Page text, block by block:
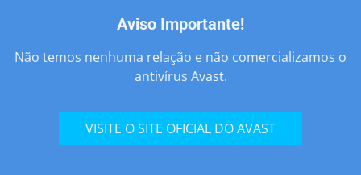
Aviso Importante!
Não temos nenhuma relação e não comercializamos o
antivírus Avast.
VISITE O SITE OFICIAL DO AVAST